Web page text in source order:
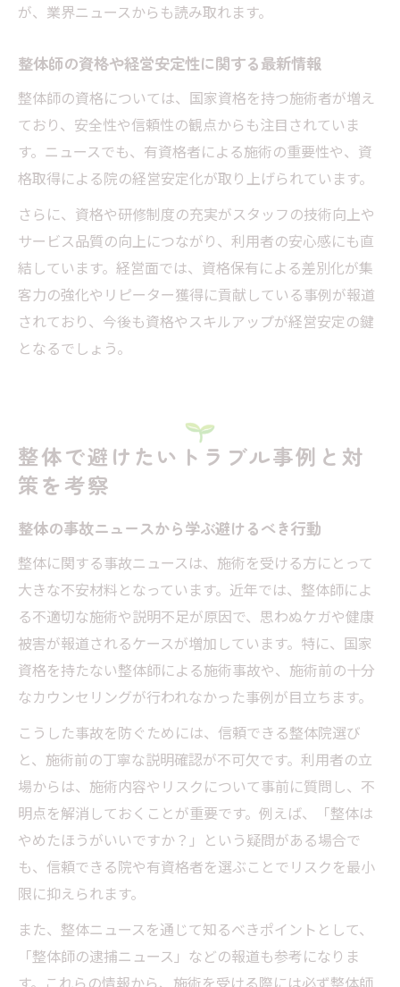
が、業界ニュースからも読み取れます。
整体師の資格や経営安定性に関する最新情報
整体師の資格については、国家資格を持つ施術者が増え
ており、安全性や信頼性の観点からも注目されていま
す。ニュースでも、有資格者による施術の重要性や、資
格取得による院の経営安定化が取り上げられています。
さらに、資格や研修制度の充実がスタッフの技術向上や
サービス品質の向上につながり、利用者の安心感にも直
結しています。経営面では、資格保有による差別化が集
客力の強化やリピーター獲得に貢献している事例が報道
されており、今後も資格やスキルアップが経営安定の鍵
となるでしょう。
整体で避けたいトラブル事例と対
策を考察
整体の事故ニュースから学ぶ避けるべき行動
整体に関する事故ニュースは、施術を受ける方にとって
大きな不安材料となっています。近年では、整体師によ
る不適切な施術や説明不足が原因で、思わぬケガや健康
被害が報道されるケースが増加しています。特に、国家
資格を持たない整体師による施術事故や、施術前の十分
なカウンセリングが行われなかった事例が目立ちます。
こうした事故を防ぐためには、信頼できる整体院選び
と、施術前の丁寧な説明確認が不可欠です。利用者の立
場からは、施術内容やリスクについて事前に質問し、不
明点を解消しておくことが重要です。例えば、「整体は
やめたほうがいいですか？」という疑問がある場合で
も、信頼できる院や有資格者を選ぶことでリスクを最小
限に抑えられます。
また、整体ニュースを通じて知るべきポイントとして、
「整体師の逮捕ニュース」などの報道も参考になりま